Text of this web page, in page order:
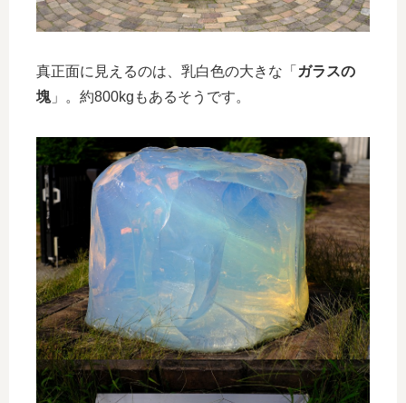
真正面に見えるのは、乳白色の大きな「 ガラスの
塊 」。約800kgもあるそうです。